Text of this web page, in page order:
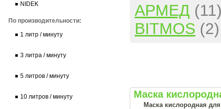
NIDEK
По производительности:
1 литр / минуту
3 литра / минуту
5 литров / минуту
10 литров / минуту
АРМЕД
BITMOS (2)
Маска
Маска кислородная